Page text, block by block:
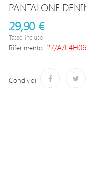
PANTALONE
29,90 €
Tasse incluse
Riferimento: 27/A/I
Condividi